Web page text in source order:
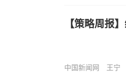
【策略周报
中国新闻网 王宁